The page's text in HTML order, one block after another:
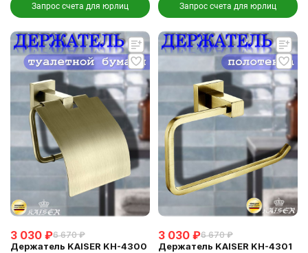
Запрос счета для юрлиц Запрос счета для юрлиц
3 030 ₽6 670 ₽
Держатель KAISER KH-4300
3 030 ₽6 670 ₽
Держатель KAISER KH-4301